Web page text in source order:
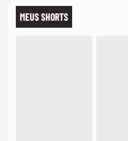
MEUS SHORTS